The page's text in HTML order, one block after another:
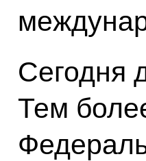
Сегодня
Тем